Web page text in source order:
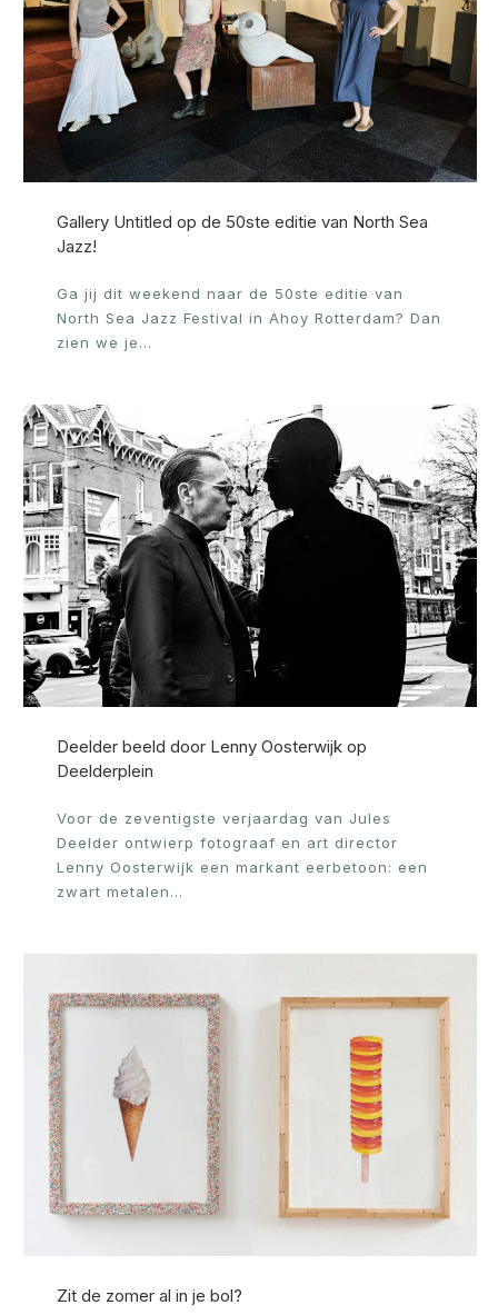
Gallery Untitled op de 50ste editie van North Sea
Jazz!
Ga jij dit weekend naar de 50ste editie van
North Sea Jazz Festival in Ahoy Rotterdam? Dan
zien we je…
Deelder beeld door Lenny Oosterwijk op
Deelderplein
Voor de zeventigste verjaardag van Jules
Deelder ontwierp fotograaf en art director
Lenny Oosterwijk een markant eerbetoon: een
zwart metalen…
Zit de zomer al in je bol?